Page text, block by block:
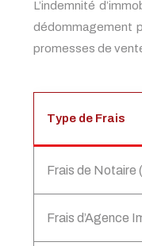
L’indemnité
dédommagement
promesses de
Type de Frais
Frais de Notaire
Frais d’Agence